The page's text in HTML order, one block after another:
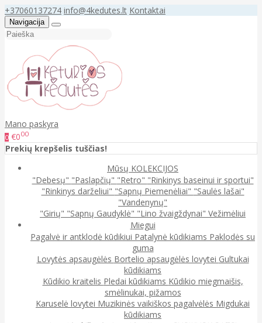
+37060137274 info@4kedutes.lt Kontaktai
Navigacija
Mano paskyra
0 €000
Prekių krepšelis tuščias!
Mūsų KOLEKCIJOS
"Debesų" "Paslapčių" "Retro" "Rinkinys baseinui ir sportui"
"Rinkinys darželiui" "Sapnų Piemenėliai" "Saulės lašai"
"Vandenynų"
"Girių" "Sapnų Gaudyklė" "Lino žvaigždynai" Vežimėliui
Miegui
Pagalvė ir antklodė kūdikiui Patalynė kūdikiams Paklodės su
guma
Lovytės apsaugėlės Bortelio apsaugėlės lovytei Gultukai
kūdikiams
Kūdikio kraitelis Pledai kūdikiams Kūdikio miegmaišis,
smėlinukai, pižamos
Karuselė lovytei Muzikinės vaikiškos pagalvėlės Migdukai
kūdikiams